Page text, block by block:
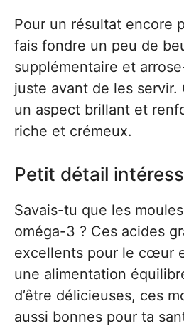
Pour un résultat encore
fais fondre un peu de
supplémentaire et
juste avant de les servir.
un aspect brillant et
riche et crémeux.
Petit détail
Savais-tu que les
oméga-3 ? Ces acides
excellents pour le cœur
une alimentation
d’être délicieuses, ces
aussi bonnes pour ta